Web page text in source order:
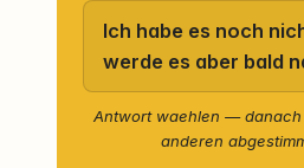
Ich habe es noch
werde es aber bald
Antwort waehlen — danach siehst du, wie die
anderen